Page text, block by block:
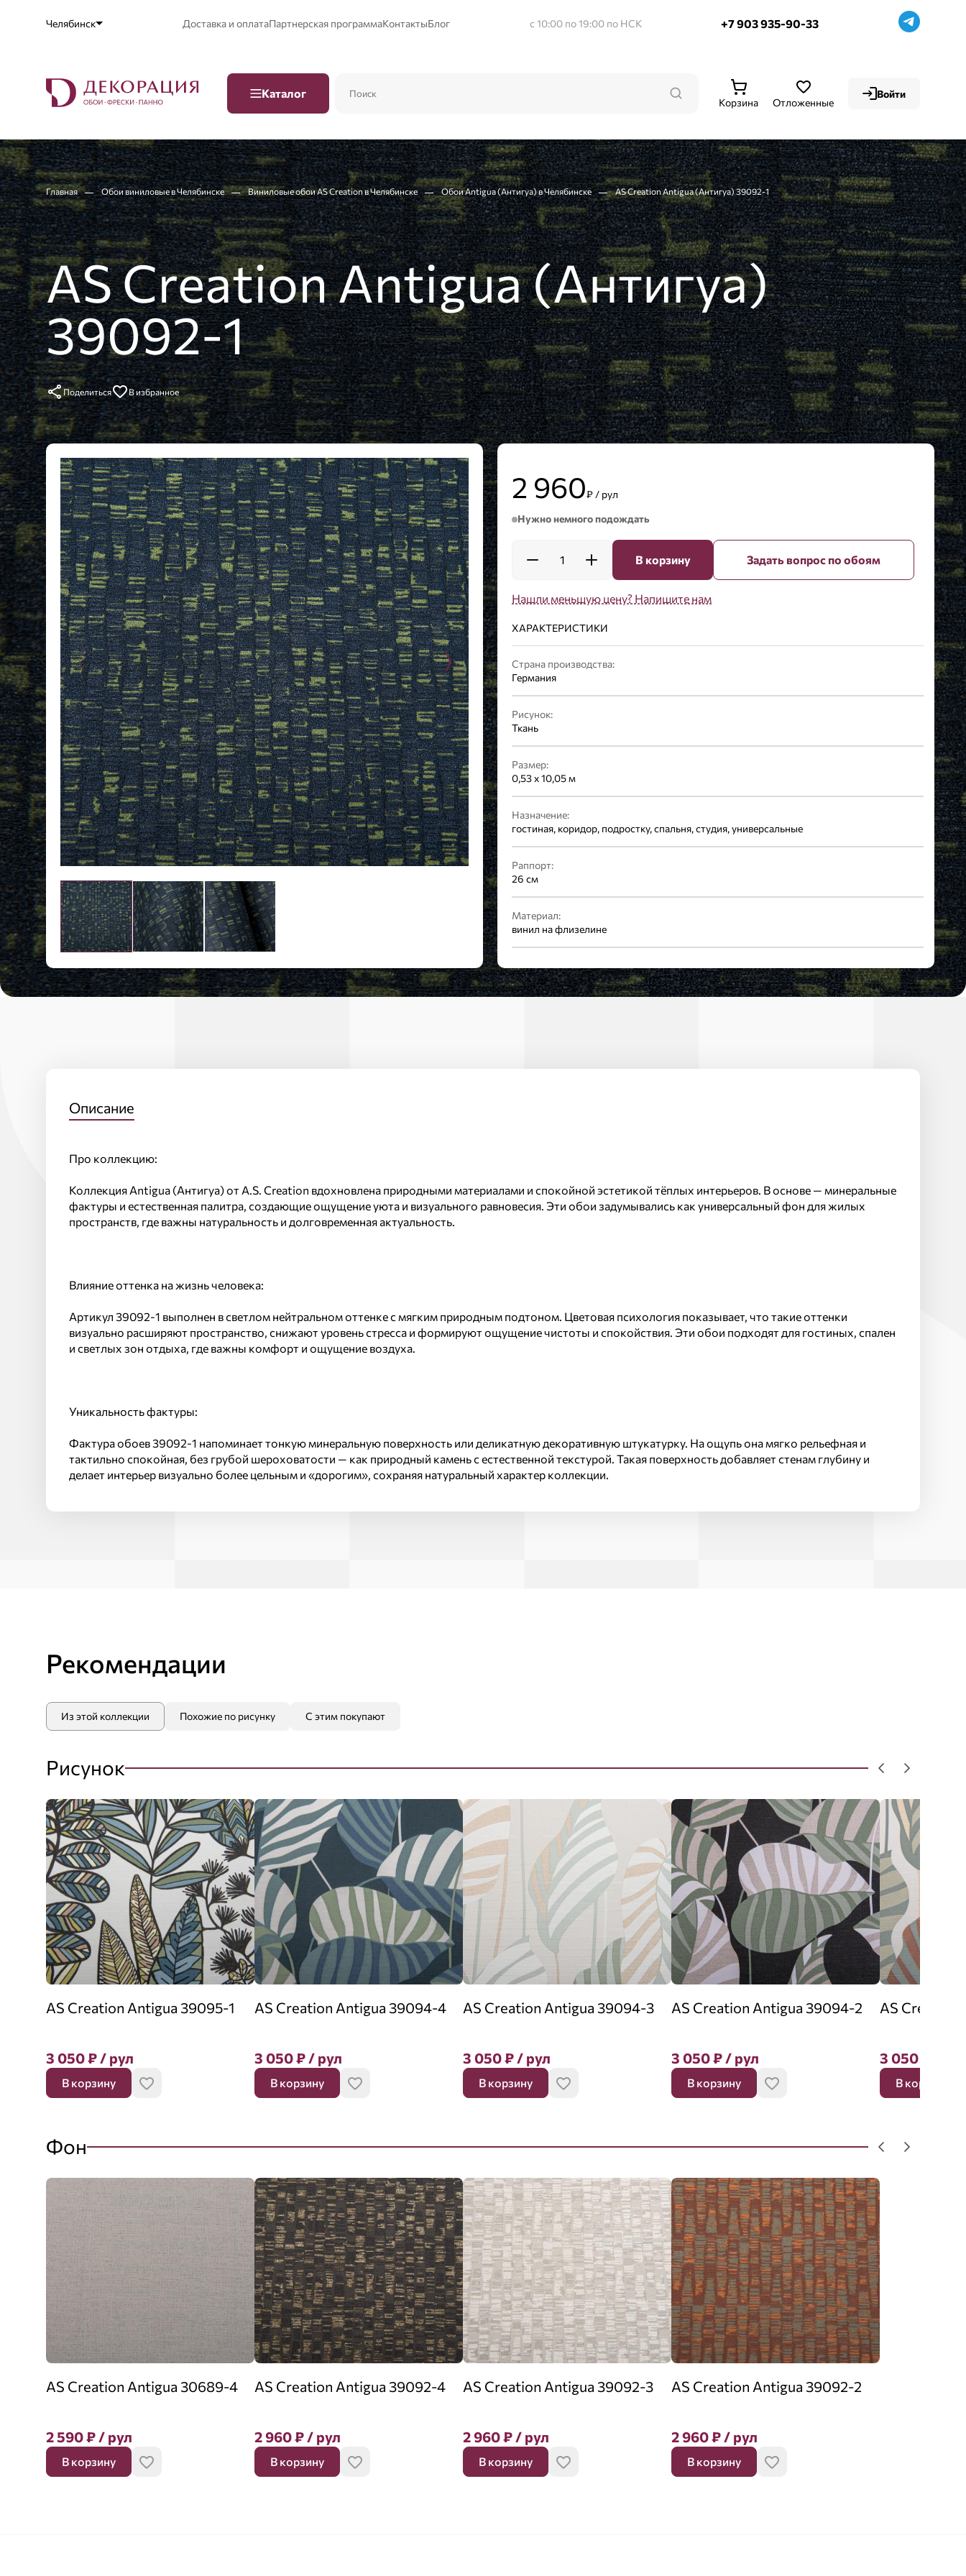
Челябинск Доставка и оплатаПартнерская программаКонтактыБлог с 10:00 по 19:00 по НСК +7 903 935-90-33
Каталог
Отложенные
Корзина
Войти
Главная Обои виниловые в Челябинске Виниловые обои AS Creation в Челябинске Обои Antigua (Антигуа) в Челябинске AS Creation Antigua (Антигуа) 39092-1
AS Creation Antigua (Антигуа)
39092-1
Поделиться В избранное
2 960₽ / рул
Нужно немного подождать
1 В корзину Задать вопрос по обоям
Нашли меньшую цену? Напишите нам
ХАРАКТЕРИСТИКИ
Страна производства:
Германия
Рисунок:
Ткань
Размер:
0,53 x 10,05 м
Назначение:
гостиная, коридор, подростку, спальня, студия, универсальные
Раппорт:
26 см
Материал:
винил на флизелине
Стиль:
Модерн
Описание
Про коллекцию:
Коллекция Antigua (Антигуа) от A.S. Creation вдохновлена природными материалами и спокойной эстетикой тёплых интерьеров. В основе — минеральные
фактуры и естественная палитра, создающие ощущение уюта и визуального равновесия. Эти обои задумывались как универсальный фон для жилых
пространств, где важны натуральность и долговременная актуальность.
Влияние оттенка на жизнь человека:
Артикул 39092-1 выполнен в светлом нейтральном оттенке с мягким природным подтоном. Цветовая психология показывает, что такие оттенки
визуально расширяют пространство, снижают уровень стресса и формируют ощущение чистоты и спокойствия. Эти обои подходят для гостиных, спален
и светлых зон отдыха, где важны комфорт и ощущение воздуха.
Уникальность фактуры:
Фактура обоев 39092-1 напоминает тонкую минеральную поверхность или деликатную декоративную штукатурку. На ощупь она мягко рельефная и
тактильно спокойная, без грубой шероховатости — как природный камень с естественной текстурой. Такая поверхность добавляет стенам глубину и
делает интерьер визуально более цельным и «дорогим», сохраняя натуральный характер коллекции.
Рекомендации
Из этой коллекции Похожие по рисунку С этим покупают
Рисунок
AS Creation Antigua 39095-1
3 050₽/ рул
В корзину
AS Creation Antigua 39094-4
3 050₽/ рул
В корзину
AS Creation Antigua 39094-3
3 050₽/ рул
В корзину
AS Creation Antigua 39094-2
3 050₽/ рул
В корзину
AS Creation
3 050
В корзину
Фон
AS Creation Antigua 30689-4
2 590₽/ рул
В корзину
AS Creation Antigua 39092-4
2 960₽/ рул
В корзину
AS Creation Antigua 39092-3
2 960₽/ рул
В корзину
AS Creation Antigua 39092-2
2 960₽/ рул
В корзину